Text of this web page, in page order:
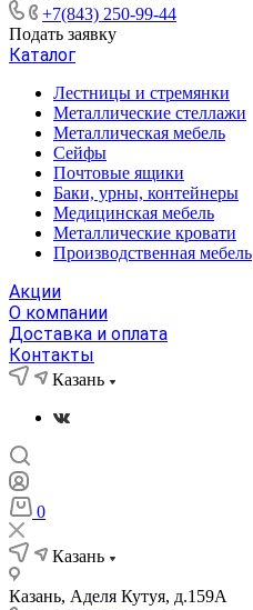
+7(843) 250-99-44
Подать заявку
Каталог
Лестницы и стремянки
Металлические стеллажи
Металлическая мебель
Сейфы
Почтовые ящики
Баки, урны, контейнеры
Медицинская мебель
Металлические кровати
Производственная мебель
Акции
О компании
Доставка и оплата
Контакты
Казань
0
Казань
Казань, Аделя Кутуя, д.159А